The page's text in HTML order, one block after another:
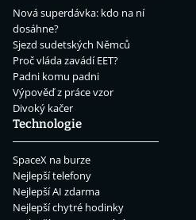
Nová superdávka: kdo na ní
dosáhne?
Sjezd sudetských Němců
Proč vláda zavádí EET?
Padni komu padni
Výpověď z práce vzor
Divoký kačer
Technologie
SpaceX na burze
Nejlepší telefony
Nejlepší AI zdarma
Nejlepší chytré hodinky